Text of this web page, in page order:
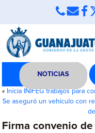
NOTICIAS
« Inicia INIFEG trabajos para
Se aseguró un vehículo con
Firma convenio